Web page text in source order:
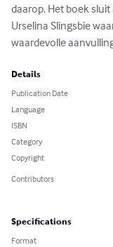
daarop. Het boek
Urselina Slingsbie
waardevolle
Details
Publication Date
Language
ISBN
Category
Copyright
Contributors
Specifications
Format